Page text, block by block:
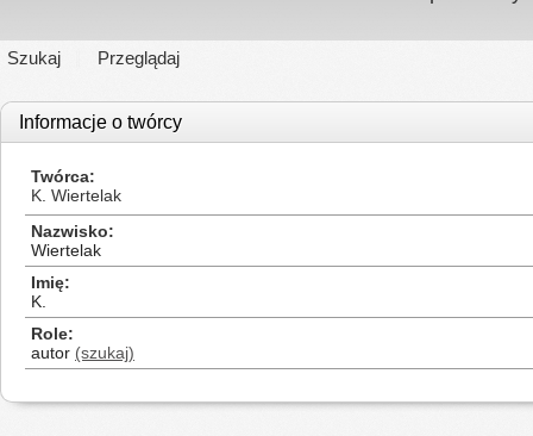
Szukaj Przeglądaj
Informacje o twórcy
Twórca
K. Wiertelak
Nazwisko
Wiertelak
Imię
K.
Role
autor (szukaj)